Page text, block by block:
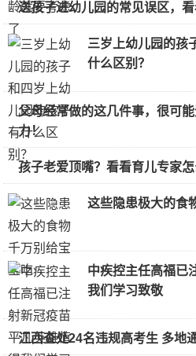
送孩子进幼儿园的常见误区，看
三岁上幼儿园的孩
什么区别？
父母经常做的这几件事，很可
力！
孩子老爱顶嘴？看看育儿专家怎
这些隐患极大的食
中疾控主任高福已
我们学习致敬
江西查处24名违规高考生 多地